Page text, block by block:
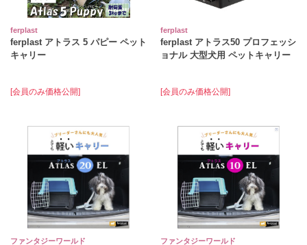
ferplast
ferplast アトラス 5 パピー ペット
キャリー
[会員のみ価格公開]
ferplast
ferplast アトラス50 プロフェッシ
ョナル 大型犬用 ペットキャリー
[会員のみ価格公開]
ファンタジーワールド ファンタジーワールド